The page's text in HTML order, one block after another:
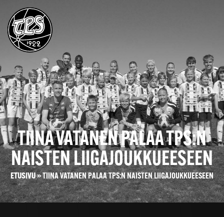
TIINA VATANEN PALAA TPS:N
NAISTEN LIIGAJOUKKUEESEEN
ETUSIVU»TIINA VATANEN PALAA TPS:N NAISTEN LIIGAJOUKKUEESEEN